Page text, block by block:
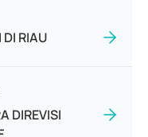
RIAU
DIREVISI